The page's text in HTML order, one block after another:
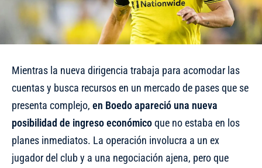
Mientras la nueva dirigencia trabaja para acomodar las
cuentas y busca recursos en un mercado de pases que se
presenta complejo, en Boedo apareció una nueva
posibilidad de ingreso económicoque no estaba en los
planes inmediatos. La operación involucra a un ex
jugador del club y a una negociación ajena, pero que